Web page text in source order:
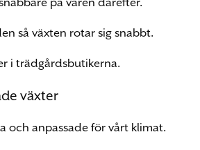
på våren därefter.
så växten rotar sig snabbt.
i trädgårdsbutikerna.
växter
och anpassade för vårt klimat.